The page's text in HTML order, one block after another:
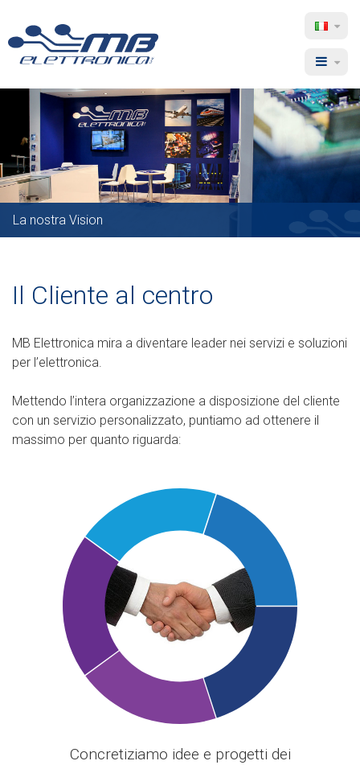
MB
Elettronica
Menu
La nostra Vision
Il Cliente al centro
MB Elettronica mira a diventare leader nei servizi e soluzioni
per l’elettronica.
Mettendo l’intera organizzazione a disposizione del cliente
con un servizio personalizzato, puntiamo ad ottenere il
massimo per quanto riguarda:
Concretiziamo idee e progetti dei